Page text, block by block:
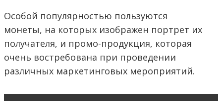
Особой популярностью пользуются
монеты, на которых изображен портрет их
получателя, и промо-продукция, которая
очень востребована при проведении
различных маркетинговых мероприятий.